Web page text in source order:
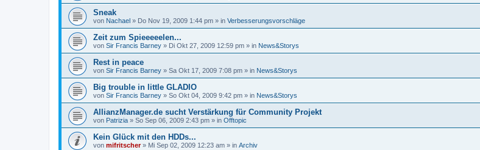
Sneak
von Nachael » Do Nov 19, 2009 1:44 pm » in Verbesserungsvorschläge
Zeit zum Spieeeeelen...
von Sir Francis Barney » Di Okt 27, 2009 12:59 pm » in News&Storys
Rest in peace
von Sir Francis Barney » Sa Okt 17, 2009 7:08 pm » in News&Storys
Big trouble in little GLADIO
von Sir Francis Barney » So Okt 04, 2009 9:42 pm » in News&Storys
AllianzManager.de sucht Verstärkung für Community Projekt
von Patrizia » So Sep 06, 2009 2:43 pm » in Offtopic
Kein Glück mit den HDDs...
von mifritscher» Mi Sep 02, 2009 12:23 am » in Archiv